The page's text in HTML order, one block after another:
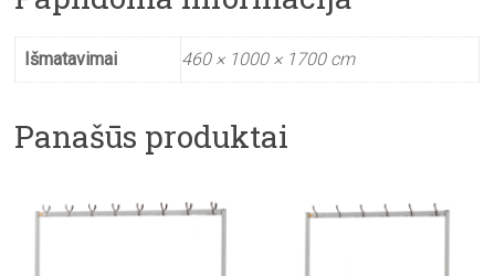
Išmatavimai 460 × 1000 × 1700 cm
Panašūs produktai